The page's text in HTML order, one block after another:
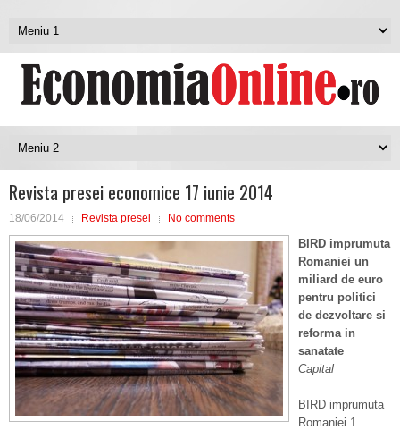
Revista presei economice 17 iunie 2014
18/06/2014 Revista presei No comments
BIRD imprumuta
Romaniei un
miliard de euro
pentru politici
de dezvoltare si
reforma in
sanatate
Capital
BIRD imprumuta
Romaniei 1